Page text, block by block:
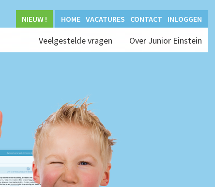
HOME VACATURES CONTACT INLOGGEN
NIEUW !
Veelgestelde vragen Over Junior Einstein